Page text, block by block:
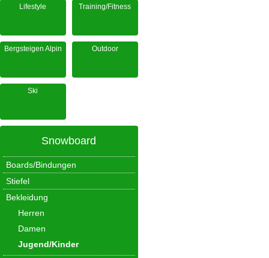
Lifestyle Training/Fitness
Bergsteigen Alpin Outdoor
Ski
Snowboard
Boards/Bindungen
Stiefel
Bekleidung
Herren
Damen
Jugend/Kinder